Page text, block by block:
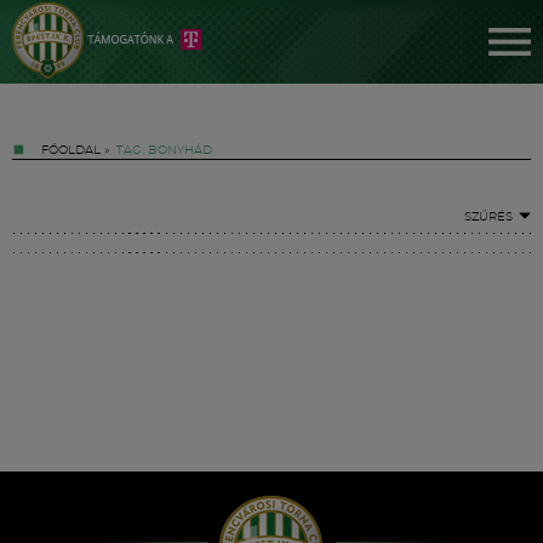
FŐOLDAL » TAG: BONYHÁD
SZŰRÉS
Hírek